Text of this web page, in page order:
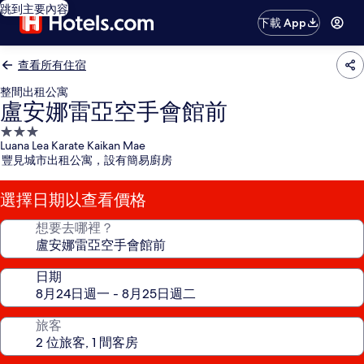
跳到主要內容
下載 App
查看所有住宿
整間出租公寓
盧安娜雷亞空手會館前
3.0
星
級
住
宿
Luana Lea Karate Kaikan Mae
豐見城市出租公寓，設有簡易廚房
選擇日期以查看價格
想要去哪裡？
日期
旅客